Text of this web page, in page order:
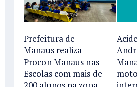
Prefeitura de
Manaus realiza
Procon Manaus nas
Escolas com mais de